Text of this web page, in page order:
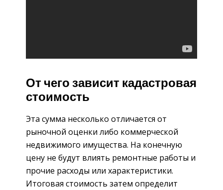
От чего зависит кадастровая
стоимость
Эта сумма несколько отличается от
рыночной оценки либо коммерческой
недвижимого имущества. На конечную
цену не будут влиять ремонтные работы и
прочие расходы или характеристики.
Итоговая стоимость затем определит